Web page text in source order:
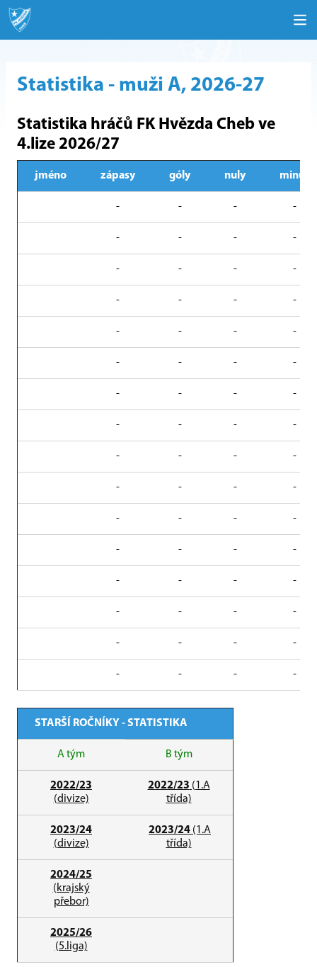
Statistika - muži A, 2026-27
Statistika hráčů FK Hvězda Cheb ve
4.lize 2026/27
jméno zápasy góly nuly minut
- - - -
- - - -
- - - -
- - - -
- - - -
- - - -
- - - -
- - - -
- - - -
- - - -
- - - -
- - - -
- - - -
- - - -
- - - -
- - - -
STARŠÍ ROČNÍKY - STATISTIKA
A tým B tým
2022/23
(divize)
2022/23 (1.A
třída)
2023/24
(divize)
2023/24 (1.A
třída)
2024/25
(krajský
přebor)
2025/26
(5.liga)